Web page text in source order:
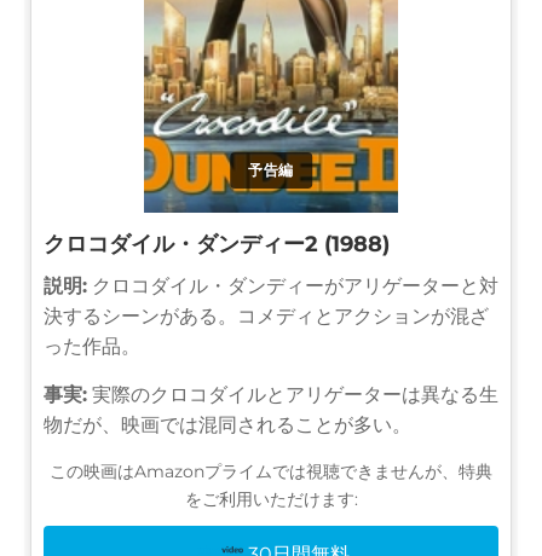
予告編
クロコダイル・ダンディー2 (1988)
説明: クロコダイル・ダンディーがアリゲーターと対
決するシーンがある。コメディとアクションが混ざ
った作品。
事実: 実際のクロコダイルとアリゲーターは異なる生
物だが、映画では混同されることが多い。
この映画はAmazonプライムでは視聴できませんが、特典
をご利用いただけます: